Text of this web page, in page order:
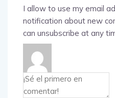
I allow to use my email
notification about new
can unsubscribe at any